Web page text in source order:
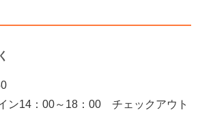
ン14：00～18：00 チェックアウト